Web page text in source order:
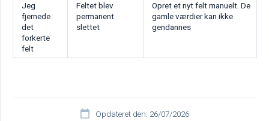
Jeg
fjernede
det
forkerte
felt
Feltet blev
permanent
slettet
Opret et nyt felt manuelt. De
gamle værdier kan ikke
gendannes
Opdateret den: 26/07/2026